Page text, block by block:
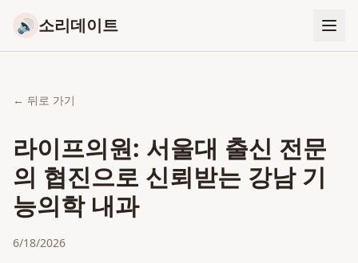
🔊 소리데이트
← 뒤로 가기
라이프의원: 서울대 출신 전문
의 협진으로 신뢰받는 강남 기
능의학 내과
6/18/2026